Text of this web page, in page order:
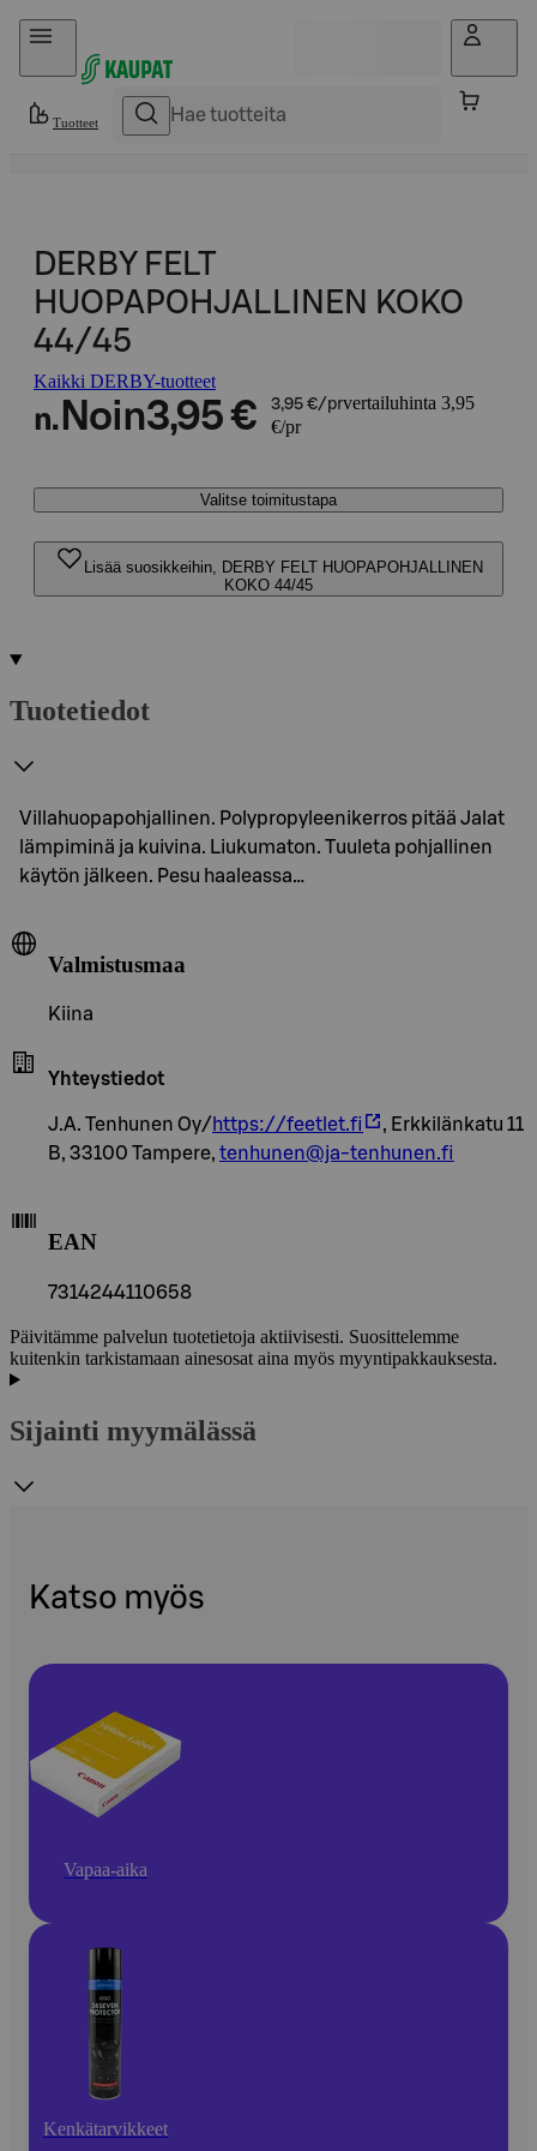
Hyppää sisältöön
Tuotteet
DERBY FELT
HUOPAPOHJALLINEN KOKO
44/45
Kaikki DERBY-tuotteet
n. Noin3,95 € 3,95 €/prvertailuhinta 3,95
€/pr
Valitse toimitustapa
Lisää suosikkeihin, DERBY FELT HUOPAPOHJALLINEN
KOKO 44/45
Tuotetiedot
Villahuopapohjallinen. Polypropyleenikerros pitää Jalat
lämpiminä ja kuivina. Liukumaton. Tuuleta pohjallinen
käytön jälkeen. Pesu haaleassa…
Valmistusmaa
Kiina
Yhteystiedot
J.A. Tenhunen Oy/ https://feetlet.fi
, Erkkilänkatu 11
B, 33100 Tampere, tenhunen@ja-tenhunen.fi
EAN
7314244110658
Päivitämme palvelun tuotetietoja aktiivisesti. Suosittelemme
kuitenkin tarkistamaan ainesosat aina myös myyntipakkauksesta.
Sijainti myymälässä
Katso myös
Vapaa-aika
Kenkätarvikkeet